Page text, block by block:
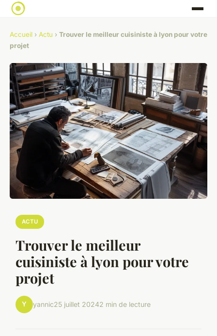
Accueil › Actu › Trouver le meilleur cuisiniste à lyon pour votre
projet
ACTU
Trouver le meilleur
cuisiniste à lyon pour votre
projet
Y yannic25 juillet 20242 min de lecture